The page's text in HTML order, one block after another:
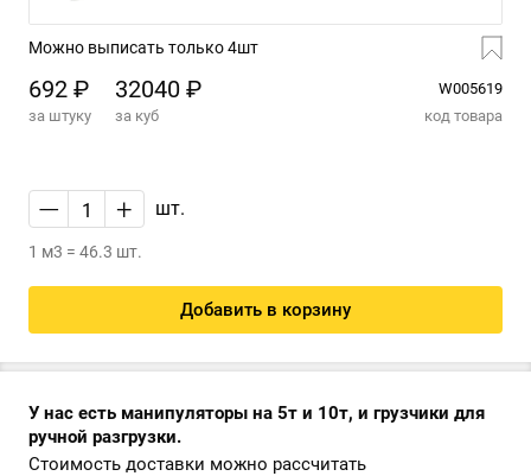
Можно выписать только 4шт
692 ₽ 32040 ₽
W005619
за штуку
за куб код товара
— + шт.
1 м3 = 46.3 шт.
Добавить в корзину
У нас есть манипуляторы на 5т и 10т, и грузчики для
ручной разгрузки.
Стоимость доставки можно рассчитать